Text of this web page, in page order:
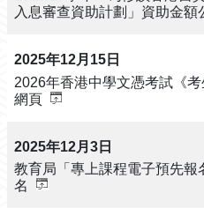
入息審查資助計劃」資助金額
2025年12月15日
2026年香港中學文憑考試《
網頁
2025年12月3日
教育局「專上課程電子預先報
名